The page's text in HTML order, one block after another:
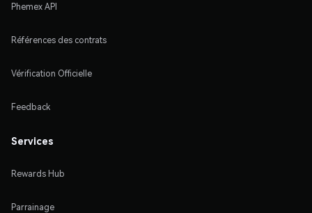
Phemex API
Références des contrats
Vérification Officielle
Feedback
Services
Rewards Hub
Parrainage